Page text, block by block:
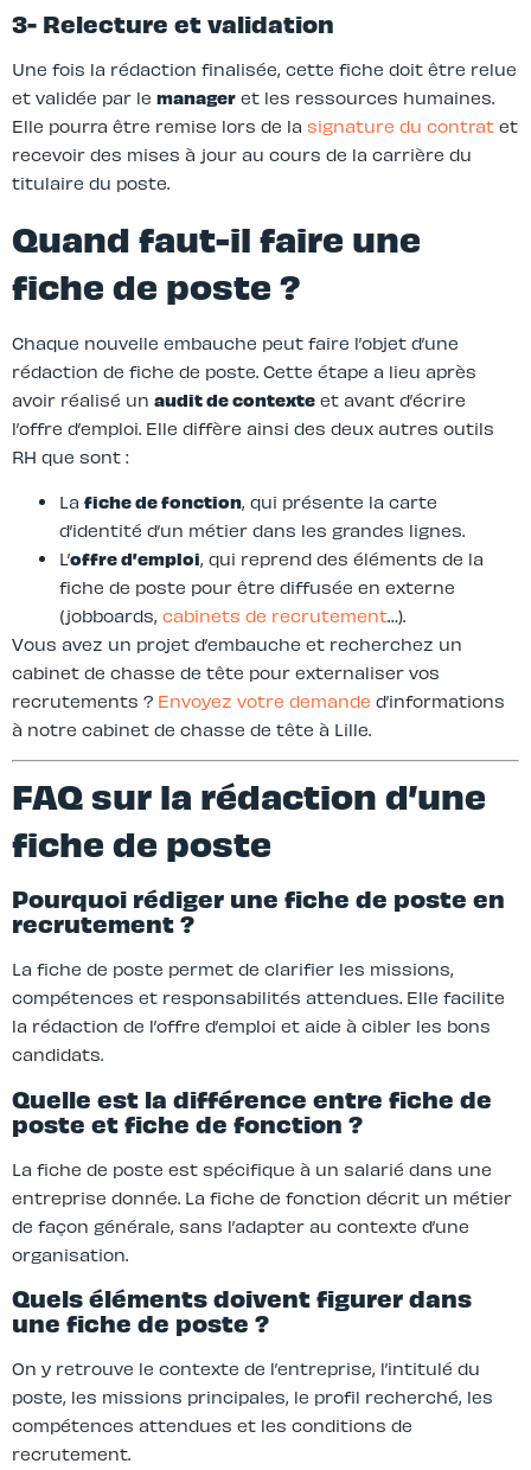
3- Relecture et validation
Une fois la rédaction finalisée, cette fiche doit être relue
et validée par le manager et les ressources humaines.
Elle pourra être remise lors de la signature du contrat et
recevoir des mises à jour au cours de la carrière du
titulaire du poste.
Quand faut-il faire une
fiche de poste ?
Chaque nouvelle embauche peut faire l’objet d’une
rédaction de fiche de poste. Cette étape a lieu après
avoir réalisé un audit de contexte et avant d’écrire
l’offre d’emploi. Elle diffère ainsi des deux autres outils
RH que sont :
La fiche de fonction, qui présente la carte
d’identité d’un métier dans les grandes lignes.
L’offre d’emploi, qui reprend des éléments de la
fiche de poste pour être diffusée en externe
(jobboards, cabinets de recrutement…).
Vous avez un projet d’embauche et recherchez un
cabinet de chasse de tête pour externaliser vos
recrutements ? Envoyez votre demande d’informations
à notre cabinet de chasse de tête à Lille.
FAQ sur la rédaction d’une
fiche de poste
Pourquoi rédiger une fiche de poste en
recrutement ?
La fiche de poste permet de clarifier les missions,
compétences et responsabilités attendues. Elle facilite
la rédaction de l’offre d’emploi et aide à cibler les bons
candidats.
Quelle est la différence entre fiche de
poste et fiche de fonction ?
La fiche de poste est spécifique à un salarié dans une
entreprise donnée. La fiche de fonction décrit un métier
de façon générale, sans l’adapter au contexte d’une
organisation.
Quels éléments doivent figurer dans
une fiche de poste ?
On y retrouve le contexte de l’entreprise, l’intitulé du
poste, les missions principales, le profil recherché, les
compétences attendues et les conditions de
recrutement.